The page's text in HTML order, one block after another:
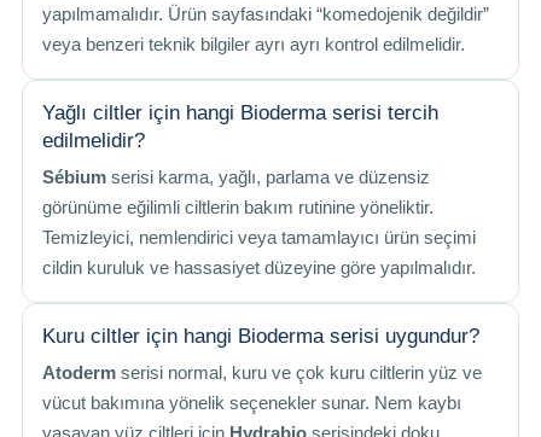
yapılmamalıdır. Ürün sayfasındaki “komedojenik değildir”
veya benzeri teknik bilgiler ayrı ayrı kontrol edilmelidir.
Yağlı ciltler için hangi Bioderma serisi tercih
edilmelidir?
Sébium serisi karma, yağlı, parlama ve düzensiz
görünüme eğilimli ciltlerin bakım rutinine yöneliktir.
Temizleyici, nemlendirici veya tamamlayıcı ürün seçimi
cildin kuruluk ve hassasiyet düzeyine göre yapılmalıdır.
Kuru ciltler için hangi Bioderma serisi uygundur?
Atoderm serisi normal, kuru ve çok kuru ciltlerin yüz ve
vücut bakımına yönelik seçenekler sunar. Nem kaybı